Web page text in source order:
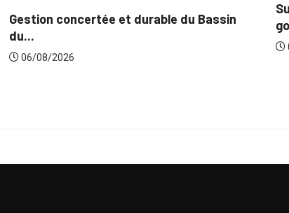
gouvernement lance...